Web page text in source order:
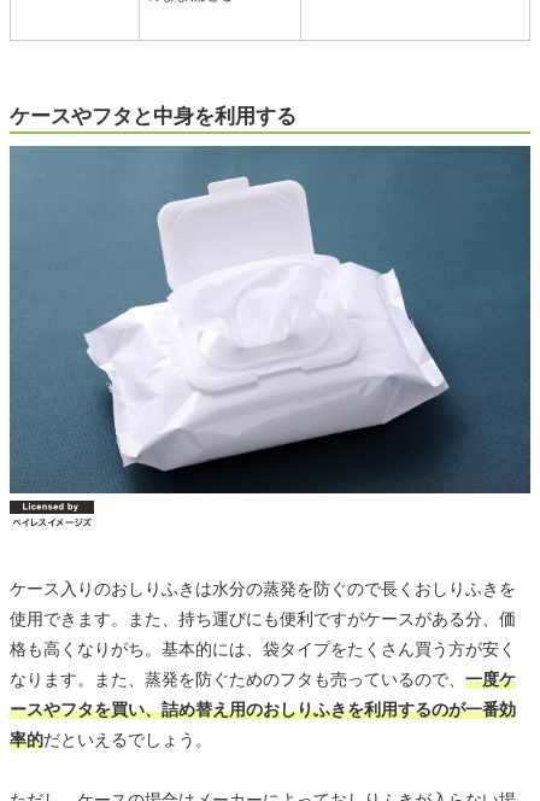
ケースやフタと中身を利用する
ケース入りのおしりふきは水分の蒸発を防ぐので長くおしりふきを
使用できます。また、持ち運びにも便利ですがケースがある分、価
格も高くなりがち。基本的には、袋タイプをたくさん買う方が安く
なります。また、蒸発を防ぐためのフタも売っているので、 一度ケ
ースやフタを買い、詰め替え用のおしりふきを利用するのが一番効
率的だといえるでしょう。